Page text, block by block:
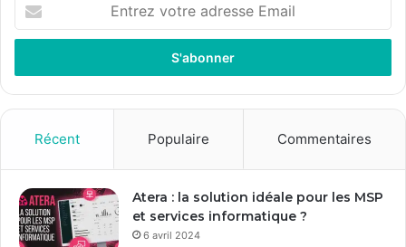
t
e
z
r
e
a
d
Récent Populaire Commentaires
Atera : la solution idéale pour les MSP
et services informatique ?
6 avril 2024